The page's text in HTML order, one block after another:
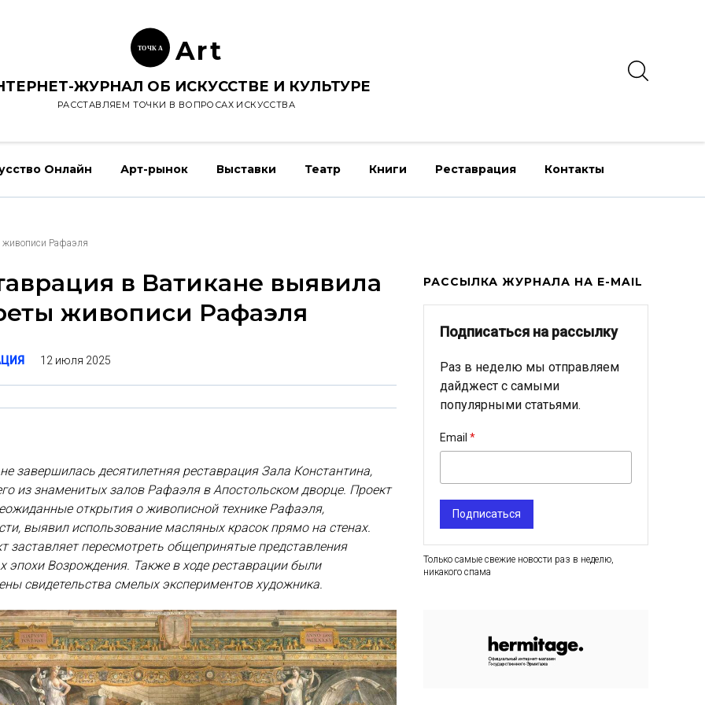
ТОЧК А Art
ЖУРНАЛ ОБ ИСКУССТВЕ И КУЛЬТУРЕ
РАССТАВЛЯЕМ ТОЧКИ В ВОПРОСАХ ИСКУССТВА
Онлайн Арт-рынок Выставки Театр Книги Реставрация Контакты
живописи Рафаэля
в Ватикане выявила
живописи Рафаэля
12 июля 2025
завершилась десятилетняя реставрация Зала Константина,
из знаменитых залов Рафаэля в Апостольском дворце. Проект
открытия о живописной технике Рафаэля,
выявил использование масляных красок прямо на стенах.
заставляет пересмотреть общепринятые представления
эпохи Возрождения. Также в ходе реставрации были
свидетельства смелых экспериментов художника.
РАССЫЛКА ЖУРНАЛА НА E-MAIL
Подписаться на рассылку
Раз в неделю мы отправляем
дайджест с самыми
популярными статьями.
Email
Подписаться
Только самые свежие новости раз в неделю,
никакого спама